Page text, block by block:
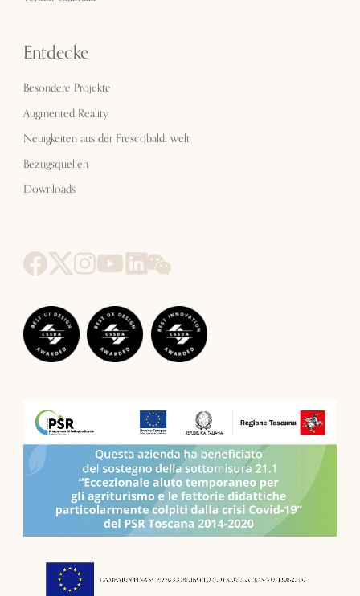
Entdecke
Besondere Projekte
Augmented Reality
Neuigkeiten aus der Frescobaldi welt
Bezugsquellen
Downloads